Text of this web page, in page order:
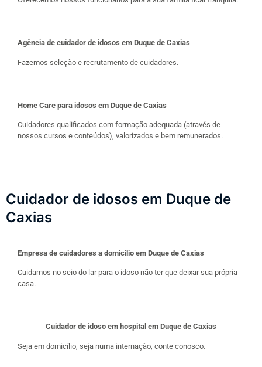
Agência de cuidador de idosos em Duque de Caxias
Fazemos seleção e recrutamento de cuidadores.
Home Care para idosos em Duque de Caxias
Cuidadores qualificados com formação adequada (através de
nossos cursos e conteúdos), valorizados e bem remunerados.
Cuidador de idosos em Duque de
Caxias
Empresa de cuidadores a domicilio em Duque de Caxias
Cuidamos no seio do lar para o idoso não ter que deixar sua própria
casa.
Cuidador de idoso em hospital em Duque de Caxias
Seja em domicílio, seja numa internação, conte conosco.